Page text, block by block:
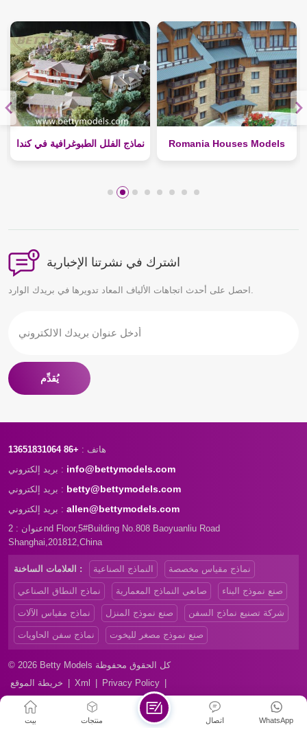
نماذج الفلل الطبوغرافية في كندا Romania Houses Models
اشترك في نشرتنا الإخبارية
يُقدِّم
هاتف : +86 13651831064
بريد إلكتروني : info@bettymodels.com
بريد إلكتروني : betty@bettymodels.com
بريد إلكتروني : allen@bettymodels.com
عنوان : 2nd Floor,5#Building No.808 Baoyuanliu Road
Shanghai,201812,China
العلامات الساخنة : النماذج الصناعية نماذج مقياس مخصصة
نماذج النطاق الصناعي صانعي النماذج المعمارية صنع نموذج البناء
نماذج مقياس الآلات صنع نموذج المنزل شركة تصنيع نماذج السفن
نماذج سفن الحاويات صنع نموذج مصغر لليخوت
© 2026 Betty Models كل الحقوق محفوظة
خريطة الموقع
Xml Privacy Policy
بيت منتجات WhatsApp اتصال